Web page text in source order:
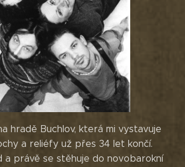
hradě Buchlov, která mi vystavuje
a reliéfy už přes 34 let končí.
a právě se stěhuje do novobarokní